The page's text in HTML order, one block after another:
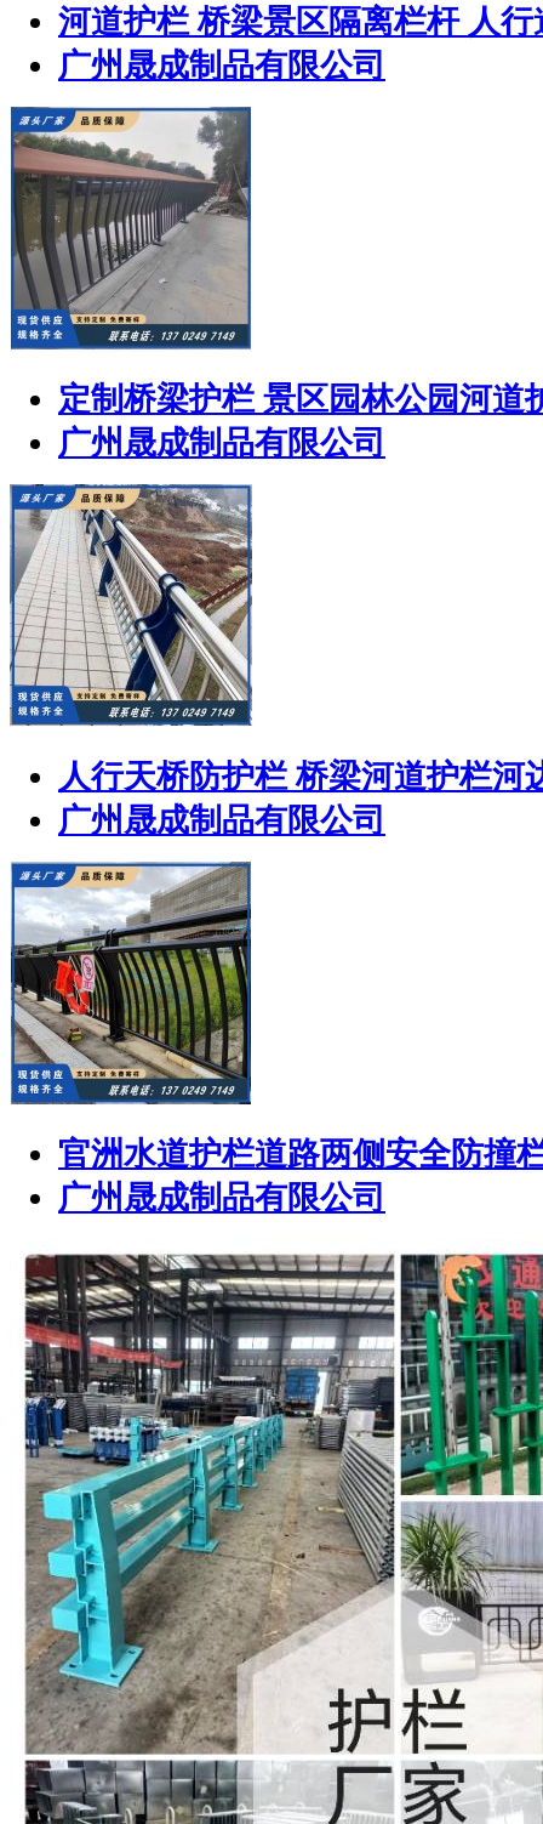
河道护栏 桥梁景区隔离栏杆 人
广州晟成制品有限公司
定制桥梁护栏 景区园林公园河道
广州晟成制品有限公司
人行天桥防护栏 桥梁河道护栏河
广州晟成制品有限公司
官洲水道护栏道路两侧安全防撞
广州晟成制品有限公司